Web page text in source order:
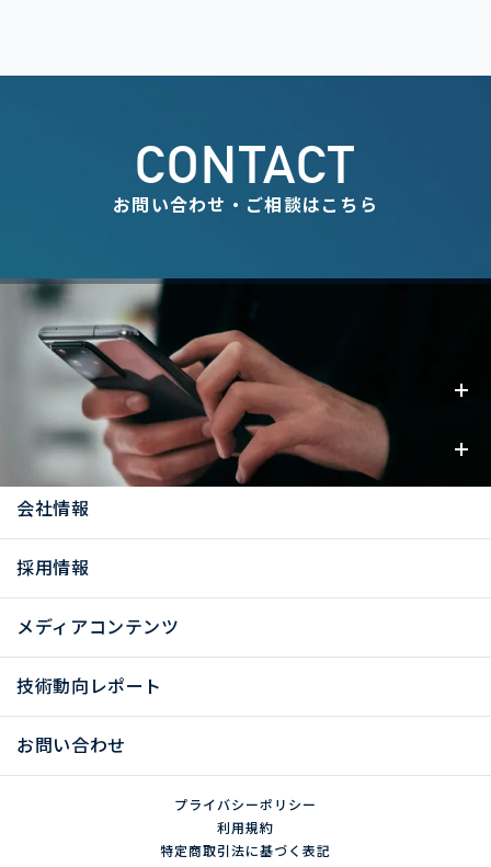
CONTACT
お問い合わせ・ご相談はこちら
事業内容
お知らせ
会社情報
採用情報
メディアコンテンツ
技術動向レポート
お問い合わせ
プライバシーポリシー
利用規約
特定商取引法に基づく表記